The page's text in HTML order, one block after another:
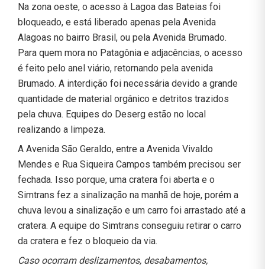
Na zona oeste, o acesso à Lagoa das Bateias foi
bloqueado, e está liberado apenas pela Avenida
Alagoas no bairro Brasil, ou pela Avenida Brumado.
Para quem mora no Patagônia e adjacências, o acesso
é feito pelo anel viário, retornando pela avenida
Brumado. A interdição foi necessária devido a grande
quantidade de material orgânico e detritos trazidos
pela chuva. Equipes do Deserg estão no local
realizando a limpeza.
A Avenida São Geraldo, entre a Avenida Vivaldo
Mendes e Rua Siqueira Campos também precisou ser
fechada. Isso porque, uma cratera foi aberta e o
Simtrans fez a sinalização na manhã de hoje, porém a
chuva levou a sinalização e um carro foi arrastado até a
cratera. A equipe do Simtrans conseguiu retirar o carro
da cratera e fez o bloqueio da via.
Caso ocorram deslizamentos, desabamentos,